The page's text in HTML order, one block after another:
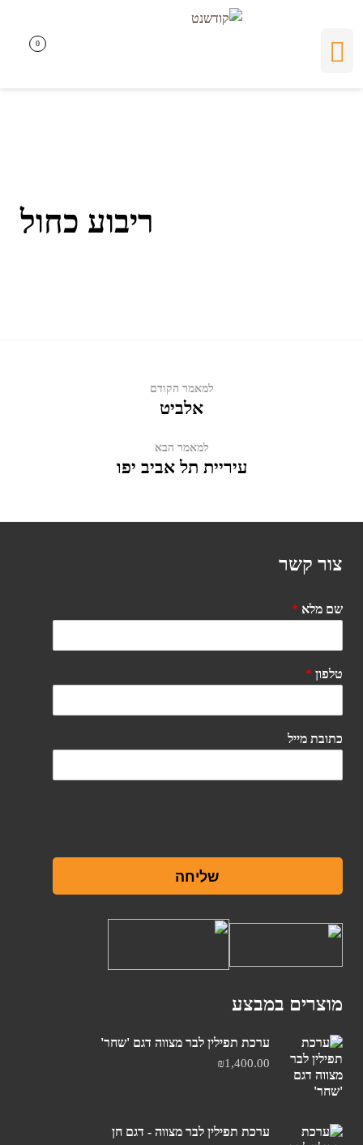
0
ריבוע כחול
למאמר הקודם
אלביט
למאמר הבא
עיריית תל אביב יפו
צור קשר
שם מלא *
טלפון *
כתובת מייל
שליחה
מוצרים במבצע
ערכת תפילין לבר מצווה דגם 'שחר'
₪1,400.00
ערכת תפילין לבר מצווה - דגם חן
0